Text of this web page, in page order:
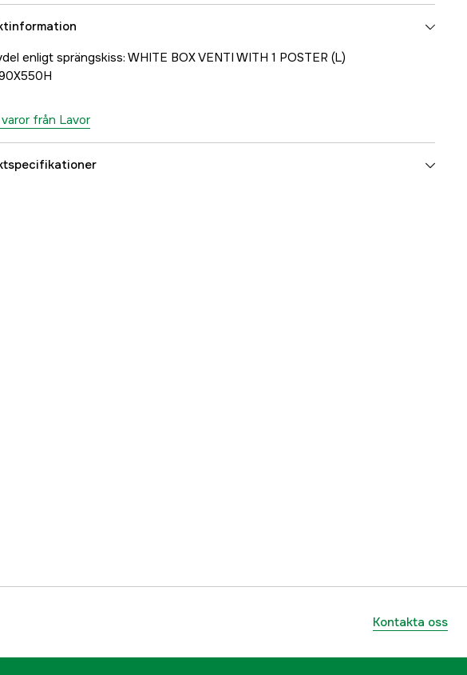
enligt sprängskiss: WHITE BOX VENTI WITH 1 POSTER (L)
varor från Lavor
Kontakta oss